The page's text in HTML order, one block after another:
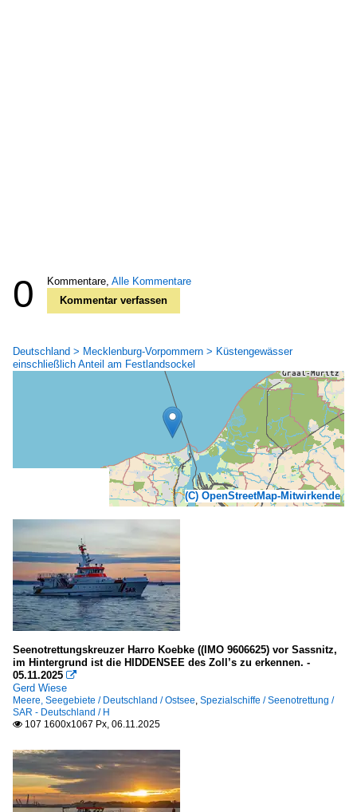
0 Kommentare, Alle Kommentare
Kommentar verfassen
Deutschland > Mecklenburg-Vorpommern > Küstengewässer
einschließlich Anteil am Festlandsockel
(C) OpenStreetMap-Mitwirkende
Seenotrettungskreuzer Harro Koebke ((IMO 9606625) vor Sassnitz,
im Hintergrund ist die HIDDENSEE des Zoll’s zu erkennen. -
05.11.2025 
Gerd Wiese
Meere, Seegebiete / Deutschland / Ostsee, Spezialschiffe / Seenotrettung /
SAR - Deutschland / H
 107 1600x1067 Px, 06.11.2025